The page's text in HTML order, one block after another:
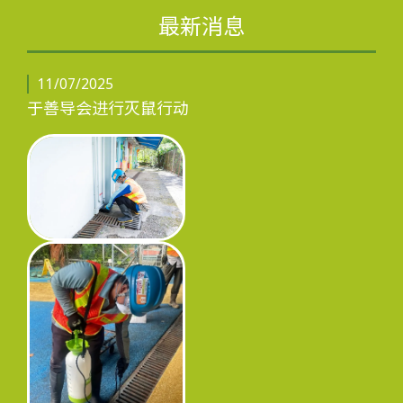
主页
最新消息
工程进度
环境事宜
最新消息
11/07/2025
于善导会进行灭鼠行动